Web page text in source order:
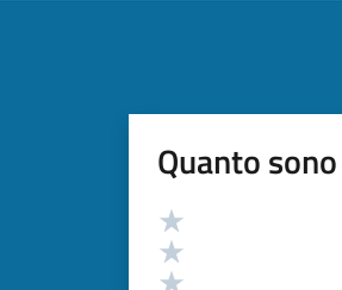
Quanto
Valutazione